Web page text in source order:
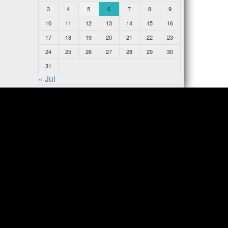
3
4 5 6 7 8
9
10
11 12 13 14 15
16
17
18 19 20 21 22
23
24
25 26 27 28 29
30
31
« Jul